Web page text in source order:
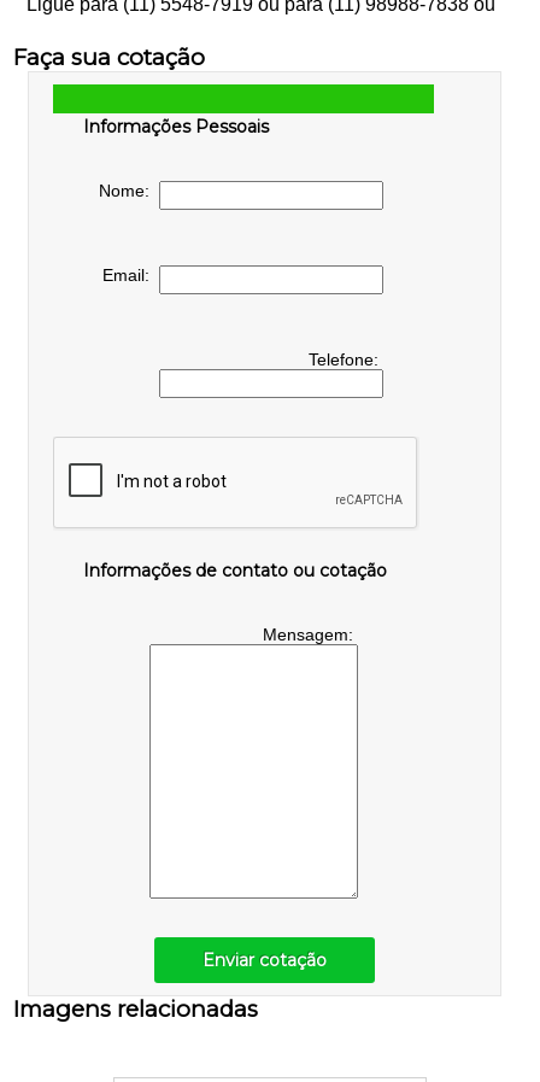
Ligue para (11) 5548-7919ou para (11) 98988-7838ou
Faça sua cotação
Informações Pessoais
Nome:
Email:
Telefone:
Informações de contato ou cotação
Mensagem:
Enviar cotação
Imagens relacionadas